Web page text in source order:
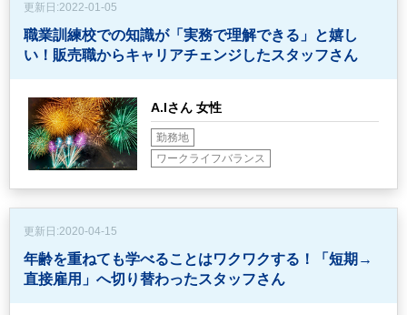
更新日:2022-01-05
職業訓練校での知識が「実務で理解できる」と嬉し
い！ 販売職からキャリアチェンジしたスタッフさん
A.Iさん 女性
勤務地
ワークライフバランス
更新日:2020-04-15
年齢を重ねても学べることはワクワクする！
「短期→
直接雇用」へ切り替わったスタッフさん